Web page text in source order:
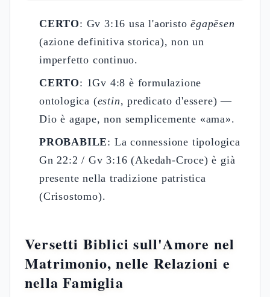
CERTO: Gv 3:16 usa l'aoristoēgapēsen
(azione definitiva storica), non un
imperfetto continuo.
CERTO: 1Gv 4:8 è formulazione
ontologica (estin, predicato d'essere) —
Dio è agape, non semplicemente «ama».
PROBABILE: La connessione tipologica
Gn 22:2 / Gv 3:16 (Akedah-Croce) è già
presente nella tradizione patristica
(Crisostomo).
Versetti Biblici sull'Amore nel
Matrimonio, nelle Relazioni e
nella Famiglia